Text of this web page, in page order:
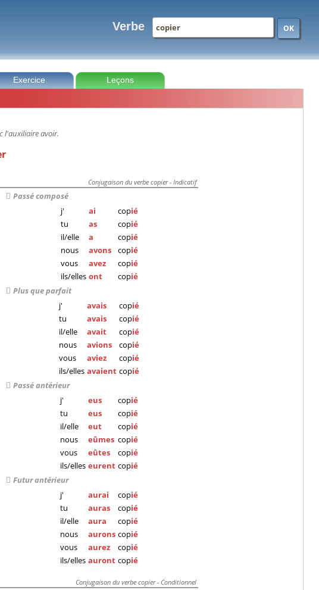
Verbe OK
Exercice
Leçons
l'auxiliaire avoir.
Conjugaison du verbe copier - Indicatif
Passé composé
j'
ai copié
tu
as copié
il/elle
a copié
nous
avons copié
vous
avez copié
ils/elles ont copié
Plus que parfait
j'
avais copié
tu
avais copié
il/elle
avait copié
nous
avions copié
vous
aviez copié
ils/elles avaient copié
Passé antérieur
j'
eus copié
tu
eus copié
il/elle
eut copié
nous
eûmes copié
vous
eûtes copié
ils/elles eurent copié
Futur antérieur
j'
aurai copié
tu
auras copié
il/elle
aura copié
nous
aurons copié
vous
aurez copié
ils/elles auront copié
Conjugaison du verbe copier - Conditionnel